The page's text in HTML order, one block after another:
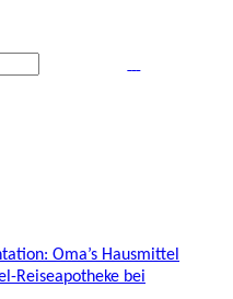
Oma’s Hausmittel
Reiseapotheke bei